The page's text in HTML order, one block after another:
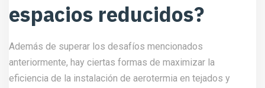
espacios reducidos?
Además de superar los desafíos mencionados
anteriormente, hay ciertas formas de maximizar la
eficiencia de la instalación de aerotermia en tejados y